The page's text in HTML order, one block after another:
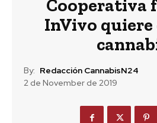
Cooperativa
InVivo
By: Redacción CannabisN24
2 de November de 2019